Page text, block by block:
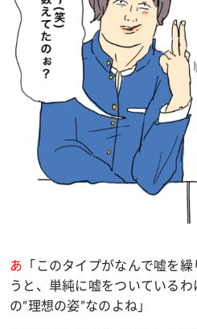
あ 「このタイプがなんで嘘を
うと、単純に嘘をついている
の”理想の姿”なのよね」